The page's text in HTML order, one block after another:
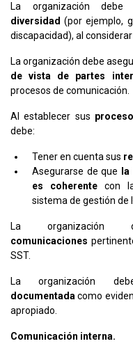
La organización
diversidad (por ejemplo,
discapacidad), al
La organización debe
de vista de partes
procesos de comunicación.
Al establecer sus
debe:
Tener en cuenta sus
Asegurarse de que
es
coherente con
sistema de gestión de
La
comunicaciones
SST.
La organización
documentada como
apropiado.
Comunicación interna.